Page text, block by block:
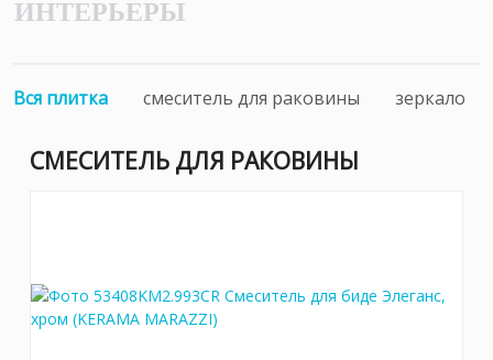
ИНТЕРЬЕРЫ
Вся плитка смеситель для раковины зеркало
СМЕСИТЕЛЬ ДЛЯ РАКОВИНЫ